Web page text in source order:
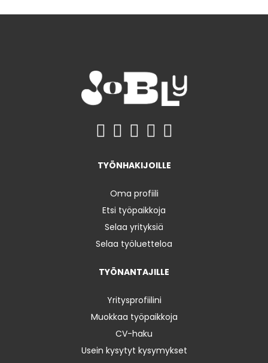
TYÖNHAKIJOILLE
Oma profiili
Etsi työpaikkoja
Selaa yrityksiä
Selaa työluetteloa
TYÖNANTAJILLE
Yritysprofiilini
Muokkaa työpaikkoja
CV-haku
Usein kysytyt kysymykset